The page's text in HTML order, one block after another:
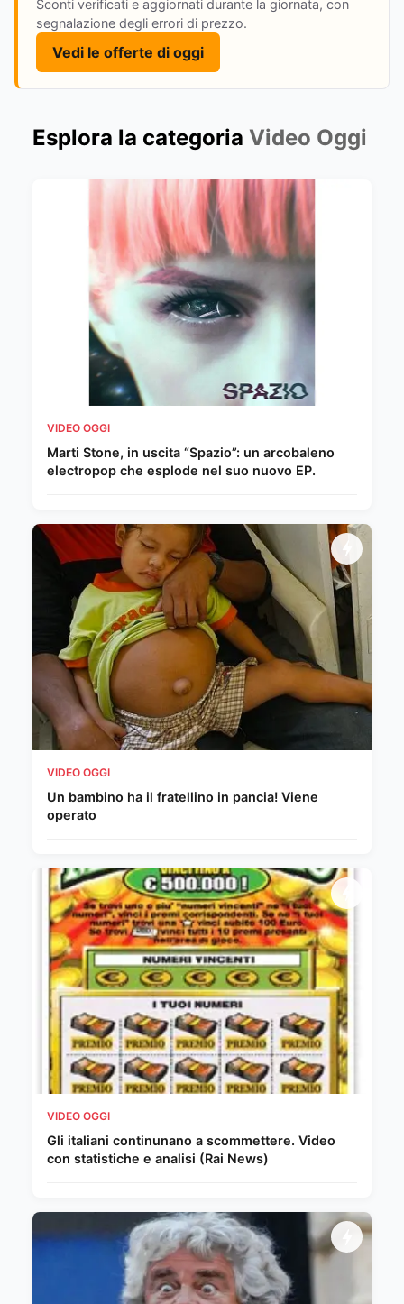
Sconti verificati e aggiornati durante la giornata, con
segnalazione degli errori di prezzo.
Vedi le offerte di oggi
Esplora la categoria Video Oggi
VIDEO OGGI
Marti Stone, in uscita “Spazio”: un arcobaleno
electropop che esplode nel suo nuovo EP.
VIDEO OGGI
Un bambino ha il fratellino in pancia! Viene
operato
VIDEO OGGI
Gli italiani continunano a scommettere. Video
con statistiche e analisi (Rai News)